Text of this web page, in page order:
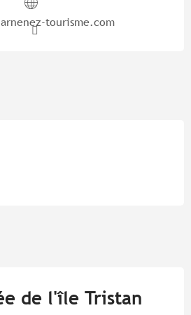
tourisme.com
de l'île Tristan